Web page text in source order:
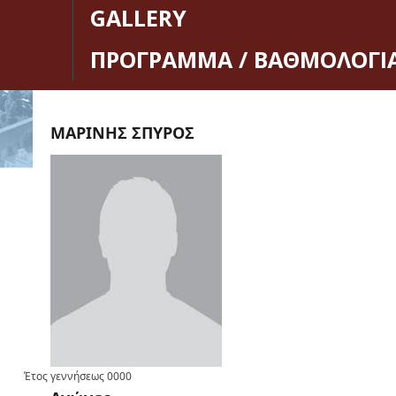
GALLERY
ΠΡΟΓΡΑΜΜΑ /
ΜΑΡΙΝΗΣ ΣΠΥΡΟΣ
Έτος γεννήσεως0000